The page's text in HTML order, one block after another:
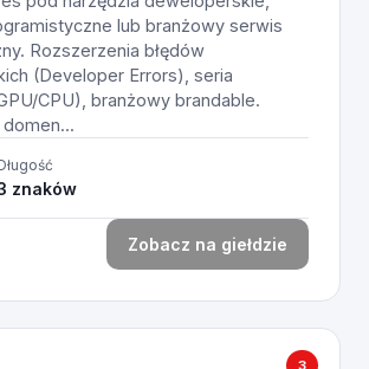
lub branżowy serwis
Rozszerzenia błędów
(Developer Errors), seria
CPU), branżowy brandable.
domen...
znaków
Zobacz na giełdzie
3